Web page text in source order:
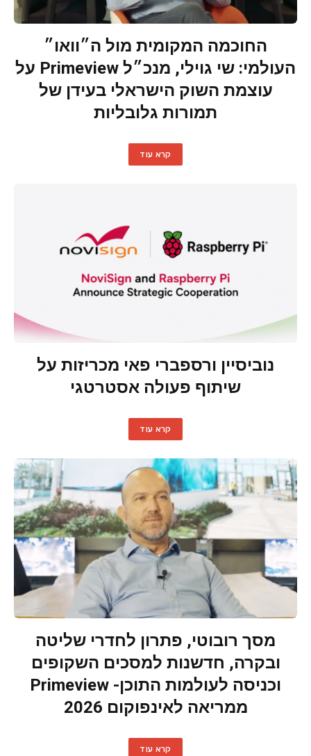
החוכמה המקומית מול ה״וואו״
העולמי: שי גוילי, מנכ״ל Primeview על
עוצמת השוק הישראלי בעידן של
תמורות גלובליות
קרא עוד
נוביסיין ורספברי פאי מכריזות על
שיתוף פעולה אסטרטגי
קרא עוד
מסך רובוטי, פתרון לחדרי שליטה
ובקרה, חדשנות למסכים השקופים
וכניסה לעולמות התוכן- Primeview
ממריאה לאינפוקום 2026
קרא עוד